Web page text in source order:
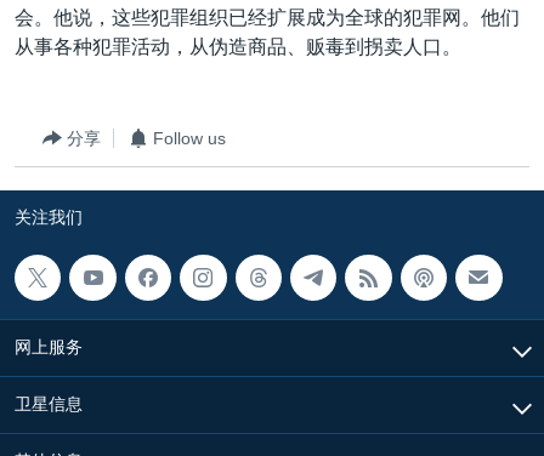
会。他说，这些犯罪组织已经扩展成为全球的犯罪网。他们
从事各种犯罪活动，从伪造商品、贩毒到拐卖人口。
分享 Follow us
关注我们
网上服务
卫星信息